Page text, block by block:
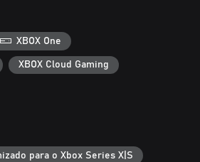
De gatos e balões a personagens
novo para observar.
no clima com músicas de Tatyana
cada cena — de vibes indie folk à
Jogabilidade acolhedora e
as idades. Relaxe sozinho ou jogue
nesta aventura calorosa —
a pena ser lembrado.
XBOX One
XBOX Cloud Gaming
para o Xbox Series X|S